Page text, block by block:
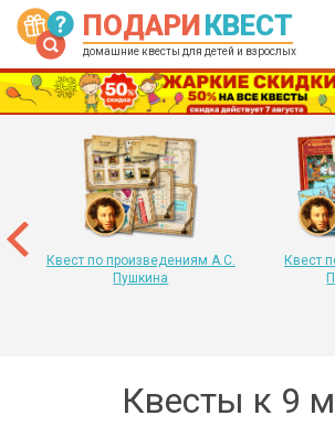
ПОДАРИКВЕСТ
домашние квесты для детей и взрослых
Квест по произведениям А.С.
Пушкина
Квест
Квесты к 9